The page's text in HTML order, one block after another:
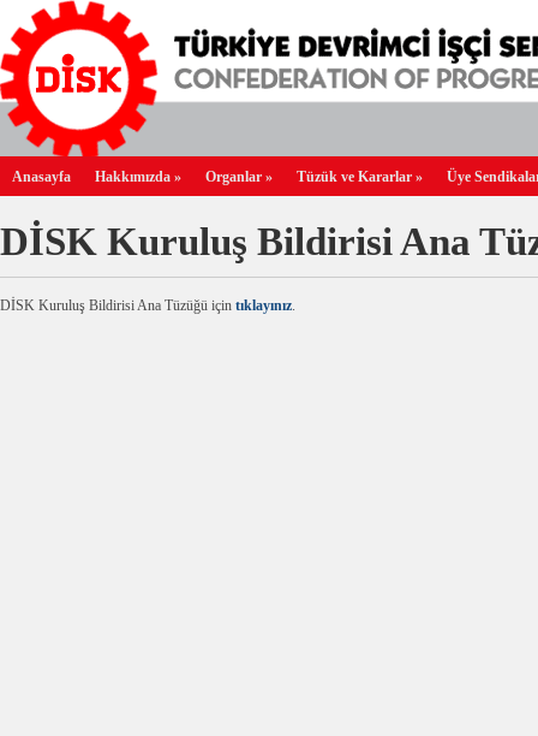
Anasayfa Hakkımızda » Organlar » Tüzük ve Kararlar » Üye
DİSK Kuruluş Bildirisi Ana
DİSK Kuruluş Bildirisi Ana Tüzüğü için tıklayınız.